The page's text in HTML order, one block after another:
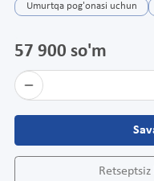
Umurtqa pog'onasi uchun
57 900 so'm